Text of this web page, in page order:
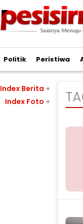
Politik Peristiwa
Index Berita +
Index Foto +